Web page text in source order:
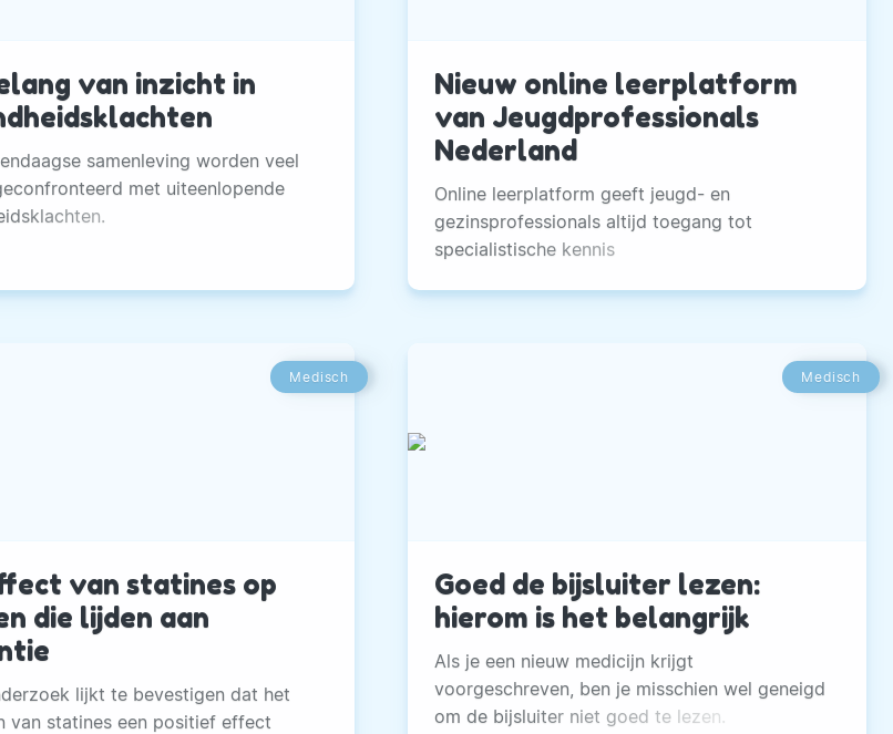
van inzicht in
samenleving worden veel
met uiteenlopende
Nieuw online leerplatform
van Jeugdprofessionals
Nederland
Online leerplatform geeft jeugd- en
gezinsprofessionals altijd toegang tot
specialistische kennis
Medisch
van statines op
die lijden aan
lijkt te bevestigen dat het
van statines een positief effect
Medisch
Goed de bijsluiter lezen:
hierom is het belangrijk
Als je een nieuw medicijn krijgt
voorgeschreven, ben je misschien wel geneigd
om de bijsluiter niet goed te lezen.